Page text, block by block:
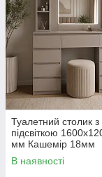
Туалетний столик
підсвіткою
мм Кашемір 18мм
В наявності